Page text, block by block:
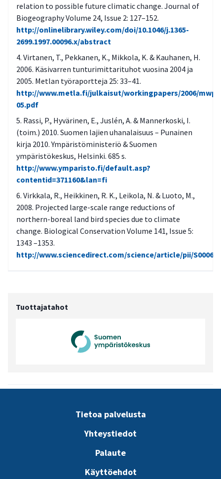
relation to possible future climatic change. Journal of
Biogeography Volume 24, Issue 2: 127–152.
http://onlinelibrary.wiley.com/doi/10.1046/j.1365-
2699.1997.00096.x/abstract
Virtanen, T., Pekkanen, K., Mikkola, K. & Kauhanen, H.
2006. Käsivarren tunturimittarituhot vuosina 2004 ja
2005. Metlan työraportteja 25: 33–41.
http://www.metla.fi/julkaisut/workingpapers/2006/
05.pdf
Rassi, P., Hyvärinen, E., Juslén, A. & Mannerkoski, I.
(toim.) 2010. Suomen lajien uhanalaisuus – Punainen
kirja 2010. Ympäristöministeriö & Suomen
ympäristökeskus, Helsinki. 685 s.
http://www.ymparisto.fi/default.asp?
contentid=371160&lan=fi
Virkkala, R., Heikkinen, R. K., Leikola, N. & Luoto, M.,
2008. Projected large-scale range reductions of
northern-boreal land bird species due to climate
change. Biological Conservation Volume 141, Issue 5:
1343 –1353.
http://www.sciencedirect.com/science/article/pii/
Tuottajatahot
Tietoa palvelusta
Yhteystiedot
Palaute
Käyttöehdot